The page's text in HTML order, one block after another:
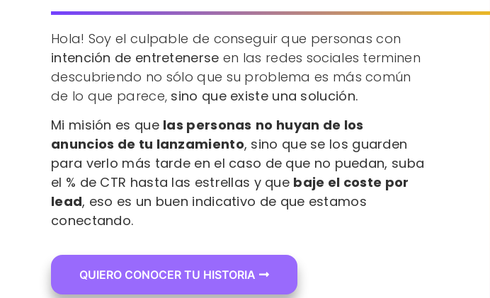
Hola! Soy el culpable de conseguir que personas con
intención de entretenerse en las redes sociales terminen
descubriendo no sólo que su problema es más común
de lo que parece, sino que existe una solución.
Mi misión es que las personas no huyan de los
anuncios de tu lanzamiento, sino que se los guarden
para verlo más tarde en el caso de que no puedan, suba
el % de CTR hasta las estrellas y que baje el coste por
lead, eso es un buen indicativo de que estamos
conectando.
QUIERO CONOCER TU HISTORIA